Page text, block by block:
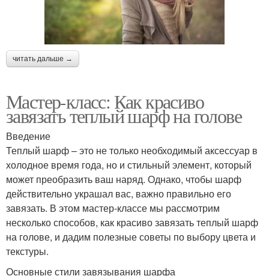
читать дальше →
Мастер-класс: Как красиво
завязать теплый шарф на голове
Введение
Теплый шарф – это не только необходимый аксессуар в
холодное время года, но и стильный элемент, который
может преобразить ваш наряд. Однако, чтобы шарф
действительно украшал вас, важно правильно его
завязать. В этом мастер-классе мы рассмотрим
несколько способов, как красиво завязать теплый шарф
на голове, и дадим полезные советы по выбору цвета и
текстуры.
Основные стили завязывания шарфа